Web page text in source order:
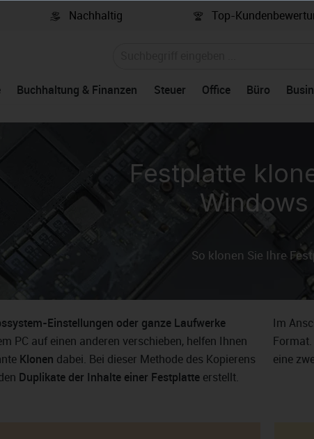
Nachhaltig Top-
Buchhaltung & Finanzen Steuer Office Büro
Festplatte
Windows
So klonen Sie Ihre
Einstellungen oder ganze Laufwerke
PC auf einen anderen verschieben, helfen Ihnen
Klonen dabei. Bei dieser Methode des Kopierens
Duplikate der Inhalte einer Festplatte erstellt.
Im
eine